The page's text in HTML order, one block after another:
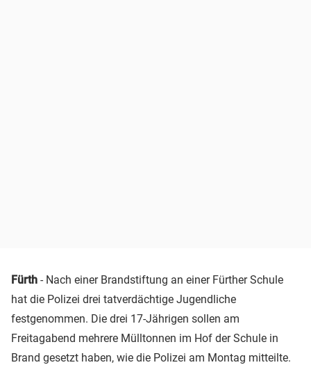
Fürth - Nach einer Brandstiftung an einer Fürther Schule
hat die Polizei drei tatverdächtige Jugendliche
festgenommen. Die drei 17-Jährigen sollen am
Freitagabend mehrere Mülltonnen im Hof der Schule in
Brand gesetzt haben, wie die Polizei am Montag mitteilte.